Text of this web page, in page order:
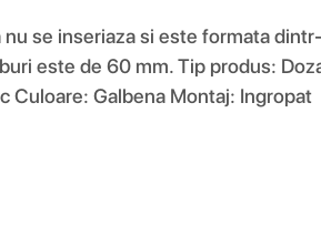
se inseriaza si este formata
este de 60 mm. Tip produs:
Galbena Montaj: Ingropat